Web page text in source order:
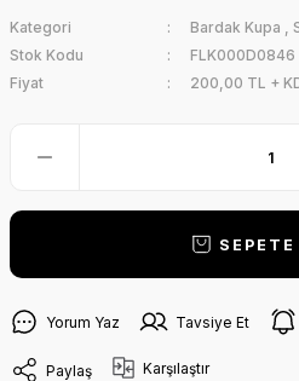
Kategori Bardak Kupa ,
Stok Kodu
FLK000D0846
Fiyat
200,00 TL +
SEPETE
Yorum Yaz Tavsiye Et
Paylaş Karşılaştır